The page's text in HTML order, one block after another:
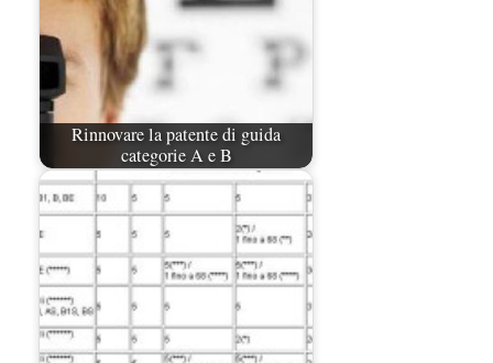
Rinnovare la patente di guida
categorie A e B